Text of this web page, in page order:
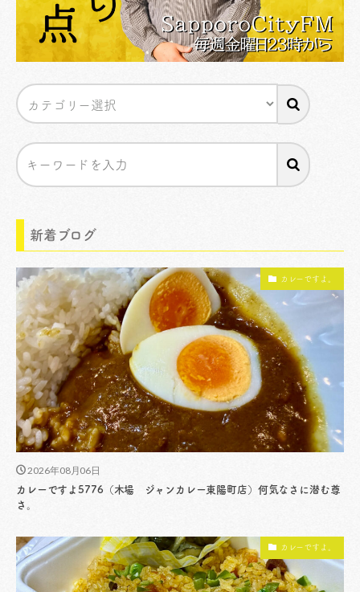
新着ブログ
カレーですよ。
2026年08月06日
カレーですよ5776（木場 ジャンカレー東陽町店）何気なさに潜む尊
さ。
カレーですよ。